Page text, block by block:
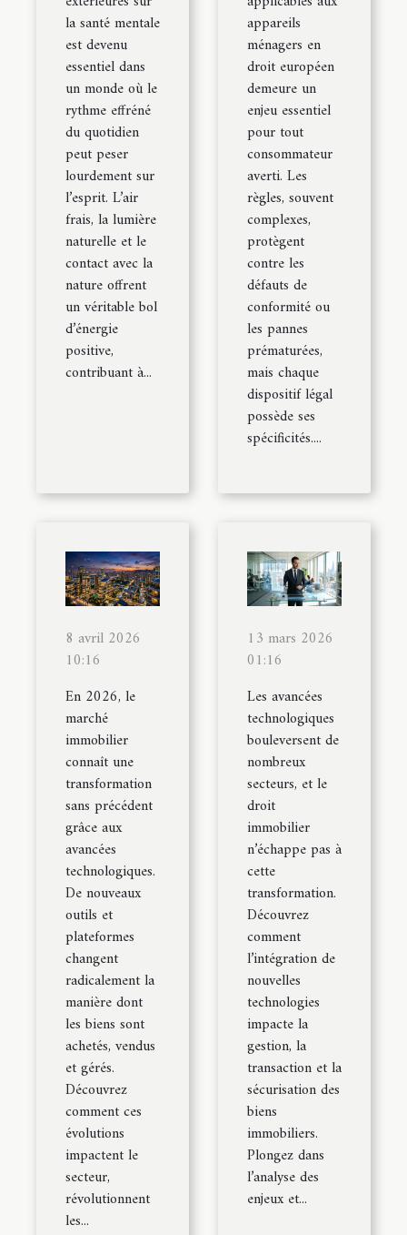
la santé mentale
est devenu
essentiel dans
un monde où le
rythme effréné
du quotidien
peut peser
lourdement sur
l’esprit. L’air
frais, la lumière
naturelle et le
contact avec la
nature offrent
un véritable bol
d’énergie
positive,
contribuant à...
appareils
ménagers en
droit européen
demeure un
enjeu essentiel
pour tout
consommateur
averti. Les
règles, souvent
complexes,
protègent
contre les
défauts de
conformité ou
les pannes
prématurées,
mais chaque
dispositif légal
possède ses
spécificités....
8 avril 2026
10:16
En 2026, le
marché
immobilier
connaît une
transformation
sans précédent
grâce aux
avancées
technologiques.
De nouveaux
outils et
plateformes
changent
radicalement la
manière dont
les biens sont
achetés, vendus
et gérés.
Découvrez
comment ces
évolutions
impactent le
secteur,
révolutionnent
les...
13 mars 2026
01:16
Les avancées
technologiques
bouleversent de
nombreux
secteurs, et le
droit
immobilier
n’échappe pas à
cette
transformation.
Découvrez
comment
l’intégration de
nouvelles
technologies
impacte la
gestion, la
transaction et la
sécurisation des
biens
immobiliers.
Plongez dans
l’analyse des
enjeux et...